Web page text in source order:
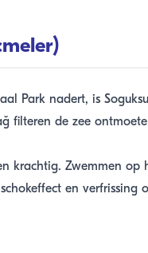
Park nadert, is
filteren de zee
krachtig. Zwemmen op
en verfrissing